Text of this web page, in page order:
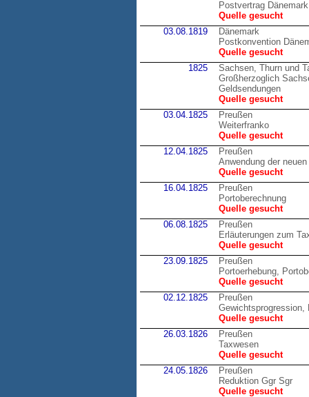
Postvertrag
Quelle gesucht
03.08.1819
Dänemark
Postkonvention
Quelle gesucht
1825
Sachsen, Thurn und
Großherzoglich
Geldsendungen
Quelle gesucht
03.04.1825
Preußen
Weiterfranko
Quelle gesucht
12.04.1825
Preußen
Anwendung der
Quelle gesucht
16.04.1825
Preußen
Portoberechnung
Quelle gesucht
06.08.1825
Preußen
Erläuterungen zum
Quelle gesucht
23.09.1825
Preußen
Portoerhebung,
Quelle gesucht
02.12.1825
Preußen
Gewichtsprogression,
Quelle gesucht
26.03.1826
Preußen
Taxwesen
Quelle gesucht
24.05.1826
Preußen
Reduktion Ggr Sgr
Quelle gesucht